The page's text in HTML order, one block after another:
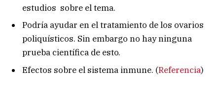
estudios sobre el tema.
Podría ayudar en el tratamiento de los ovarios
poliquísticos. Sin embargo no hay ninguna
prueba científica de esto.
Efectos sobre el sistema inmune. (Referencia)